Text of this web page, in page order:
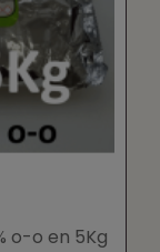
o-o en 5Kg